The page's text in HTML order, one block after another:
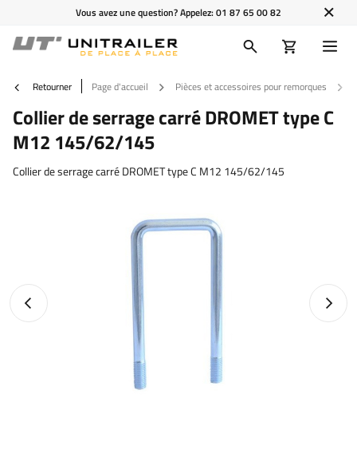
Vous avez une question? Appelez:01 87 65 00 82
Retourner Page d'accueil Pièces et accessoires pour remorques
Collier de serrage carré DROMET type C
M12 145/62/145
Collier de serrage carré DROMET type C M12 145/62/145
Photo précédente Photo